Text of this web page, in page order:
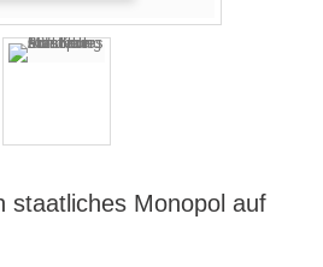
staatliches Monopol auf